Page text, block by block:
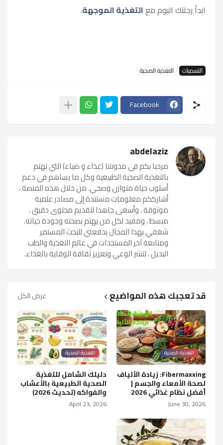
ابدأ رحلتك اليوم معالتغذية الموجهة.
التسميات التغذية الصحية
Facebook
abdelaziz
مرحبا بكم في مدونتنا (غذاء و ضياء) التي تهتم
بالتغذية الصحية الطبيعية وكل ما يساهم في دعم
أسلوب حياة متوازن وصحي. من خلال هذه المنصة ،
أشارككم معلومات مستندة إلى مصادر علمية
موثوقة ، وأسعى جاهدا لتقديم محتوى دقيق ،
مبسط ، ومفيد لكل من يهتم بصحته وجودة حياته.
شغفي بهذا المجال يدفعني للبحث المستمر
ومتابعة آخر المستجدات في عالم التغذية والطب
البديل ، لنشر الوعي وتعزيز ثقافة الوقاية بالغذاء.
قد تعجبك هذه المواضيع عرض الكل
التغذية الصحية
Fibermaxxing: زيادة الألياف
لصحة الأمعاء والجسم |
أفضل نظام غذائي 2026
June 30, 2026
التغذية الصحية
دليلك الشامل للتغذية
الصحية الطبيعية بالأعشاب
والفواكه (تحديث 2026)
April 23, 2026